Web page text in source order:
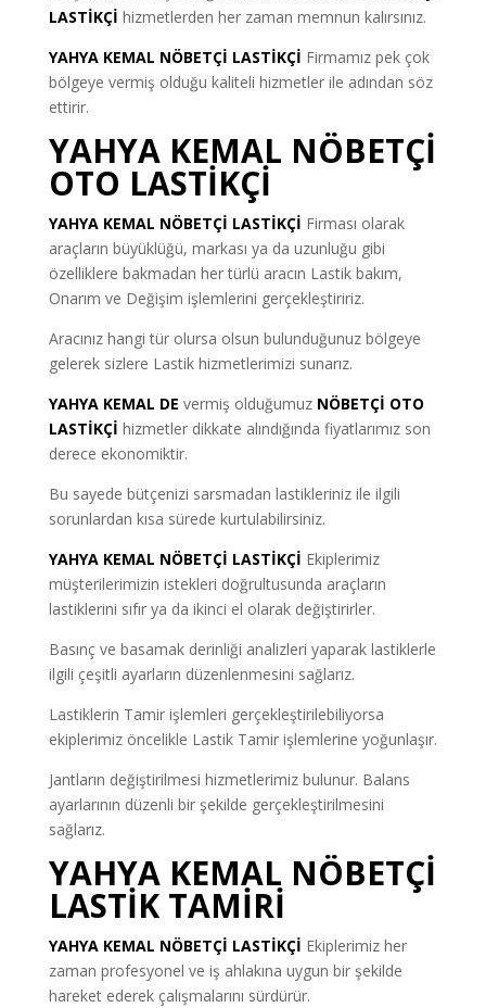
LASTİKÇİ hizmetlerden her zaman memnun kalırsınız.
YAHYA KEMAL NÖBETÇİ LASTİKÇİ Firmamız pek çok
bölgeye vermiş olduğu kaliteli hizmetler ile adından söz
ettirir.
YAHYA KEMAL NÖBETÇİ
OTO LASTİKÇİ
YAHYA KEMAL NÖBETÇİ LASTİKÇİ Firması olarak
araçların büyüklüğü, markası ya da uzunluğu gibi
özelliklere bakmadan her türlü aracın Lastik bakım,
Onarım ve Değişim işlemlerini gerçekleştiririz.
Aracınız hangi tür olursa olsun bulunduğunuz bölgeye
gelerek sizlere Lastik hizmetlerimizi sunarız.
YAHYA KEMAL DE vermiş olduğumuz NÖBETÇİ OTO
LASTİKÇİ hizmetler dikkate alındığında fiyatlarımız son
derece ekonomiktir.
Bu sayede bütçenizi sarsmadan lastikleriniz ile ilgili
sorunlardan kısa sürede kurtulabilirsiniz.
YAHYA KEMAL NÖBETÇİ LASTİKÇİ Ekiplerimiz
müşterilerimizin istekleri doğrultusunda araçların
lastiklerini sıfır ya da ikinci el olarak değiştirirler.
Basınç ve basamak derinliği analizleri yaparak lastiklerle
ilgili çeşitli ayarların düzenlenmesini sağlarız.
Lastiklerin Tamir işlemleri gerçekleştirilebiliyorsa
ekiplerimiz öncelikle Lastik Tamir işlemlerine yoğunlaşır.
Jantların değiştirilmesi hizmetlerimiz bulunur. Balans
ayarlarının düzenli bir şekilde gerçekleştirilmesini
sağlarız.
YAHYA KEMAL NÖBETÇİ
LASTİK TAMİRİ
YAHYA KEMAL NÖBETÇİ LASTİKÇİ Ekiplerimiz her
zaman profesyonel ve iş ahlakına uygun bir şekilde
hareket ederek çalışmalarını sürdürür.